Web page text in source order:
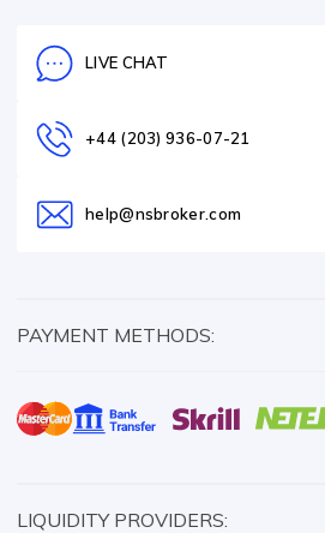
LIVE CHAT
+44 (203) 936-07-21
help@nsbroker.com
PAYMENT METHODS:
LIQUIDITY PROVIDERS: